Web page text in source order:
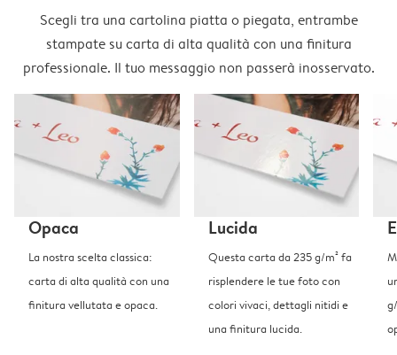
Scegli tra una cartolina piatta o piegata, entrambe
stampate su carta di alta qualità con una finitura
professionale. Il tuo messaggio non passerà inosservato.
Opaca
La nostra scelta classica:
carta di alta qualità con una
finitura vellutata e opaca.
Lucida
Questa carta da 235 g/m² fa
risplendere le tue foto con
colori vivaci, dettagli nitidi e
una finitura lucida.